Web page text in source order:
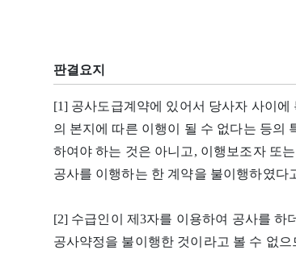
판결요지
[1] 공사도급계약에 있어서 당사자 사이
의 본지에 따른 이행이 될 수 없다는 등의
하여야 하는 것은 아니고, 이행보조자 또
공사를 이행하는 한 계약을 불이행하였다
[2] 수급인이 제3자를 이용하여 공사를 하
공사약정을 불이행한 것이라고 볼 수 없